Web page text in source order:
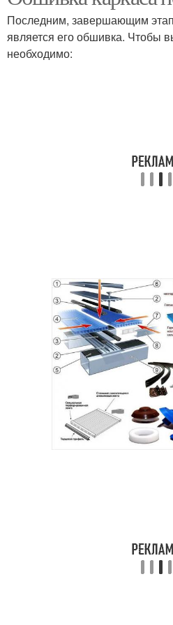
Последним, завершающим
является его обшивка. Чтобы
необходимо: